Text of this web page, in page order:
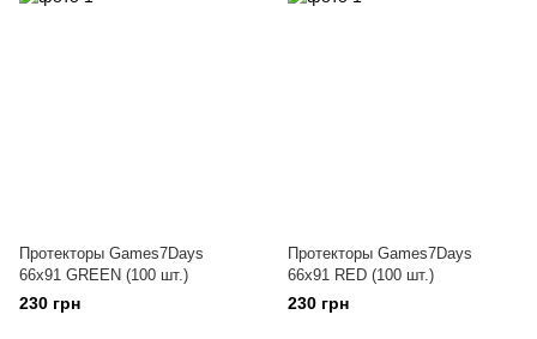
Протекторы Games7Days
66x91 GREEN (100 шт.)
230 грн
Протекторы Games7Days
66x91 RED (100 шт.)
230 грн